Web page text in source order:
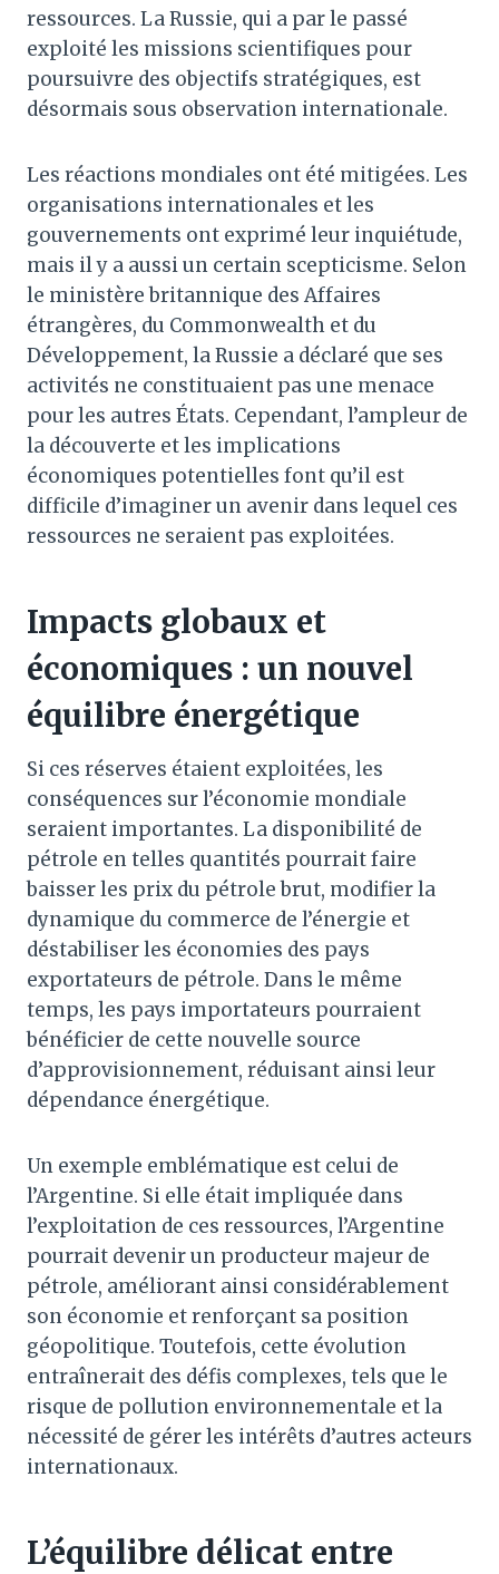
ressources. La Russie, qui a par le passé
exploité les missions scientifiques pour
poursuivre des objectifs stratégiques, est
désormais sous observation internationale.
Les réactions mondiales ont été mitigées. Les
organisations internationales et les
gouvernements ont exprimé leur inquiétude,
mais il y a aussi un certain scepticisme. Selon
le ministère britannique des Affaires
étrangères, du Commonwealth et du
Développement, la Russie a déclaré que ses
activités ne constituaient pas une menace
pour les autres États. Cependant, l’ampleur de
la découverte et les implications
économiques potentielles font qu’il est
difficile d’imaginer un avenir dans lequel ces
ressources ne seraient pas exploitées.
Impacts globaux et
économiques : un nouvel
équilibre énergétique
Si ces réserves étaient exploitées, les
conséquences sur l’économie mondiale
seraient importantes. La disponibilité de
pétrole en telles quantités pourrait faire
baisser les prix du pétrole brut, modifier la
dynamique du commerce de l’énergie et
déstabiliser les économies des pays
exportateurs de pétrole. Dans le même
temps, les pays importateurs pourraient
bénéficier de cette nouvelle source
d’approvisionnement, réduisant ainsi leur
dépendance énergétique.
Un exemple emblématique est celui de
l’Argentine. Si elle était impliquée dans
l’exploitation de ces ressources, l’Argentine
pourrait devenir un producteur majeur de
pétrole, améliorant ainsi considérablement
son économie et renforçant sa position
géopolitique. Toutefois, cette évolution
entraînerait des défis complexes, tels que le
risque de pollution environnementale et la
nécessité de gérer les intérêts d’autres acteurs
internationaux.
L’équilibre délicat entre